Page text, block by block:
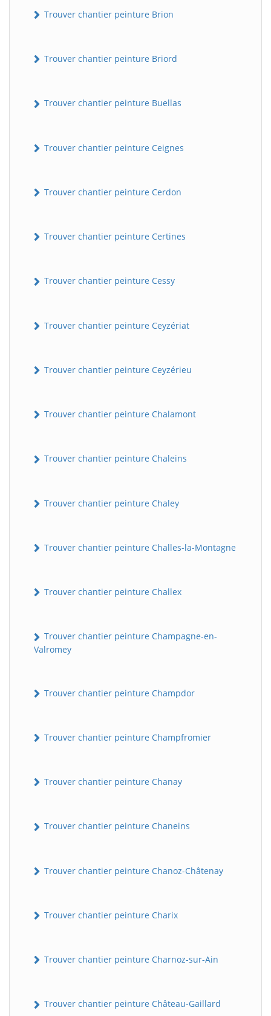
Trouver chantier peinture Brion
Trouver chantier peinture Briord
Trouver chantier peinture Buellas
Trouver chantier peinture Ceignes
Trouver chantier peinture Cerdon
Trouver chantier peinture Certines
Trouver chantier peinture Cessy
Trouver chantier peinture Ceyzériat
Trouver chantier peinture Ceyzérieu
Trouver chantier peinture Chalamont
Trouver chantier peinture Chaleins
Trouver chantier peinture Chaley
Trouver chantier peinture Challes-la-Montagne
Trouver chantier peinture Challex
Trouver chantier peinture Champagne-en-
Valromey
Trouver chantier peinture Champdor
Trouver chantier peinture Champfromier
Trouver chantier peinture Chanay
Trouver chantier peinture Chaneins
Trouver chantier peinture Chanoz-Châtenay
Trouver chantier peinture Charix
Trouver chantier peinture Charnoz-sur-Ain
Trouver chantier peinture Château-Gaillard